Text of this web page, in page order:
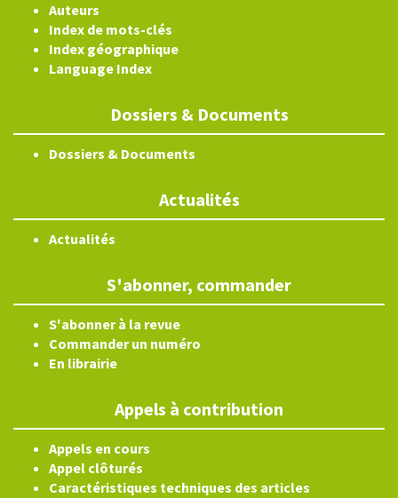
Auteurs
Index de mots-clés
Index géographique
Language Index
Dossiers & Documents
Dossiers & Documents
Actualités
Actualités
S'abonner, commander
S'abonner à la revue
Commander un numéro
En librairie
Appels à contribution
Appels en cours
Appel clôturés
Caractéristiques techniques des articles